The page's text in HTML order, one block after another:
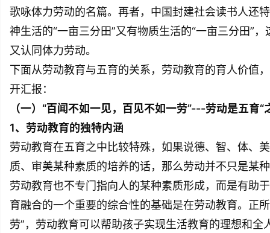
歌咏体力劳动的名篇。再者，中国封建社会读书人还
神生活的“一亩三分田”又有物质生活的“一亩三分田”
又认同体力劳动。
下面从劳动教育与五育的关系，劳动教育的育人价值
开汇报：
（一）“百闻不如一见，百见不如一劳”---劳动是五育“
1、劳动教育的独特内涵
劳动教育在五育之中比较特殊，如果说德、智、体、
质、审美某种素质的培养的话，那么劳动并不只是某
劳动教育也不专门指向人的某种素质形成，而是有助
育融合的一个重要的综合性的基础是在劳动教育。正
劳”，劳动教育可以帮助孩子实现生活教育的理想和全